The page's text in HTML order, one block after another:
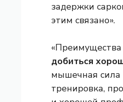
задержки
этим связано».
добиться
мышечная сила
тренировка,